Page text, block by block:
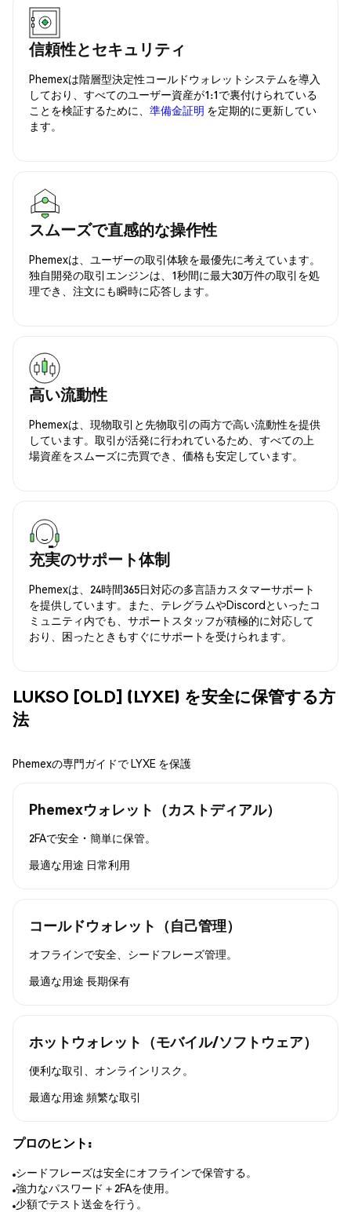
信頼性とセキュリティ
Phemexは階層型決定性コールドウォレットシステムを導入
しており、すべてのユーザー資産が1:1で裏付けられている
ことを検証するために、 準備金証明 を定期的に更新してい
ます。
スムーズで直感的な操作性
Phemexは、ユーザーの取引体験を最優先に考えています。
独自開発の取引エンジンは、1秒間に最大30万件の取引を処
理でき、注文にも瞬時に応答します。
高い流動性
Phemexは、現物取引と先物取引の両方で高い流動性を提供
しています。取引が活発に行われているため、すべての上
場資産をスムーズに売買でき、価格も安定しています。
充実のサポート体制
Phemexは、24時間365日対応の多言語カスタマーサポート
を提供しています。また、テレグラムやDiscordといったコ
ミュニティ内でも、サポートスタッフが積極的に対応して
おり、困ったときもすぐにサポートを受けられます。
LUKSO [OLD] (LYXE) を安全に保管する方
法
Phemexの専門ガイドで LYXE を保護
Phemexウォレット（カストディアル）
2FAで安全・簡単に保管。
最適な用途 日常利用
コールドウォレット（自己管理）
オフラインで安全、シードフレーズ管理。
最適な用途 長期保有
ホットウォレット（モバイル/ソフトウェア）
便利な取引、オンラインリスク。
最適な用途 頻繁な取引
プロのヒント:
シードフレーズは安全にオフラインで保管する。
強力なパスワード＋2FAを使用。
少額でテスト送金を行う。